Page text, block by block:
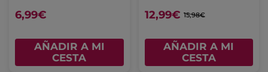
6,99€
AÑADIR A MI
CESTA
12,99€ 15,98€
AÑADIR A MI
CESTA